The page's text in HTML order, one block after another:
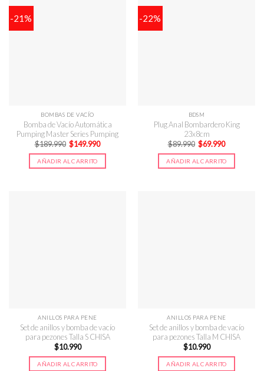
-21%
BOMBAS DE VACÍO
Bomba de Vacío Automática
Pumping Master Series Pumping
$189.990 El
precio
original
era:
$189.990.
$149.990El
actual
$149.990.
AÑADIR AL CARRITO
-22%
BDSM
Plug Anal Bombardero King
23x8cm
$89.990 El
precio
original
era:
$89.990.
$69.990El
actual
es:
$69.990.
AÑADIR AL CARRITO
ANILLOS PARA PENE
Set de anillos y bomba de vacío
para pezones Talla S CHISA
$10.990
AÑADIR AL CARRITO
ANILLOS PARA PENE
Set de anillos y bomba de vacío
para pezones Talla M CHISA
$10.990
AÑADIR AL CARRITO